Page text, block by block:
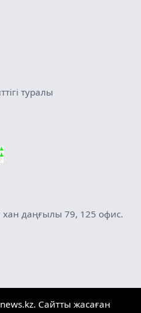
туралы
даңғылы 79, 125 офис.
Сайтты жасаған